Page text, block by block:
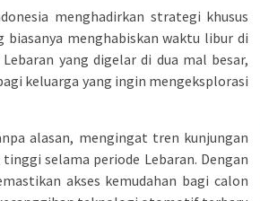
menghadirkan strategi khusus
menghabiskan waktu libur di
yang digelar di dua mal besar,
keluarga yang ingin mengeksplorasi
alasan, mengingat tren kunjungan
selama periode Lebaran. Dengan
akses kemudahan bagi calon